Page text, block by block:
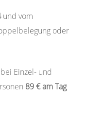
und vom
oder
Einzel- und
89 € am Tag